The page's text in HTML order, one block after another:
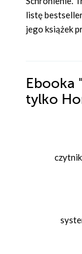
listę
jego książek
Ebooka
tylko